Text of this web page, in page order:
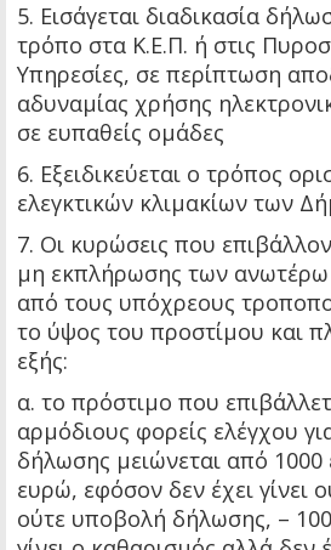
5. Εισάγεται διαδικασία
τρόπο στα Κ.Ε.Π. ή στις
Υπηρεσίες, σε περίπτωση
αδυναμίας χρήσης
σε ευπαθείς ομάδες
6. Εξειδικεύεται ο τρόπος
ελεγκτικών κλιμακίων των
7. Οι κυρώσεις που
μη εκπλήρωσης των
από τους υπόχρεους
το ύψος του προστίμου και
εξής:
α. το πρόστιμο που
αρμόδιους φορείς ελέγχου
δήλωσης μειώνεται από
ευρώ, εφόσον δεν έχει γίνει
ούτε υποβολή δήλωσης, –